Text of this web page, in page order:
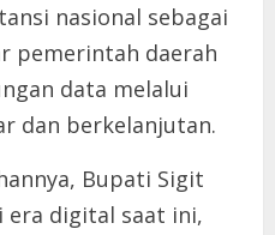
nasional sebagai
pemerintah daerah
data melalui
dan berkelanjutan.
Bupati Sigit
era digital saat ini,